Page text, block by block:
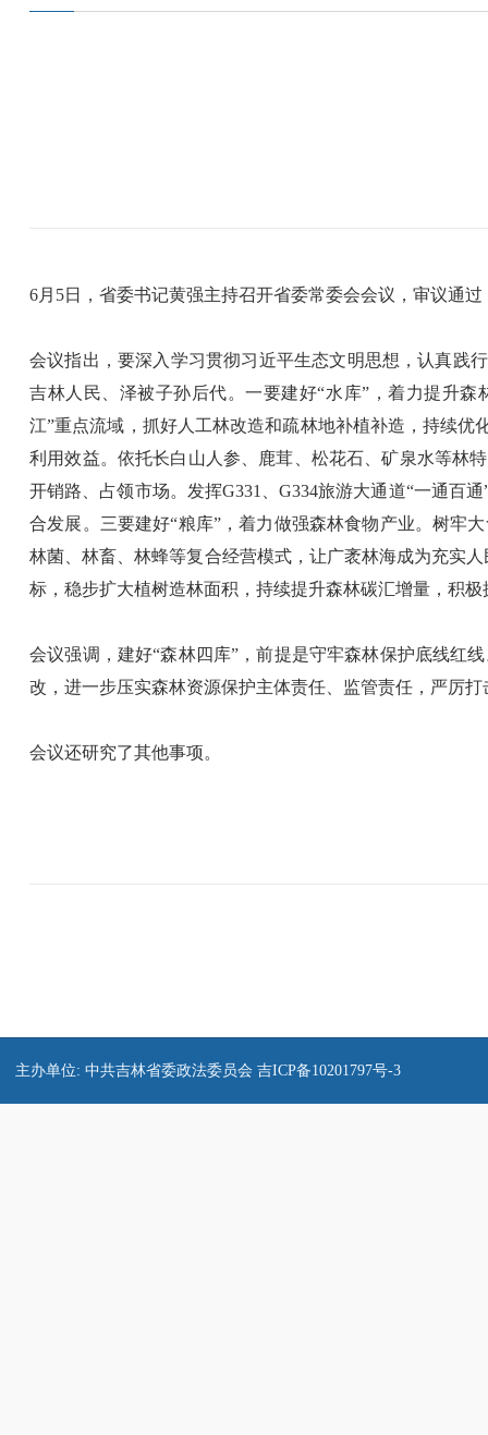
6月5日，省委书记黄强主持召开省委常委会会议，审议通
会议指出，要深入学习贯彻习近平生态文明思想，认真践
吉林人民、泽被子孙后代。一要建好“水库”，着力提升
江”重点流域，抓好人工林改造和疏林地补植补造，持续优
利用效益。依托长白山人参、鹿茸、松花石、矿泉水等林
开销路、占领市场。发挥G331、G334旅游大通道“一通百
合发展。三要建好“粮库”，着力做强森林食物产业。树牢
林菌、林畜、林蜂等复合经营模式，让广袤林海成为充实
标，稳步扩大植树造林面积，持续提升森林碳汇增量，积
会议强调，建好“森林四库”，前提是守牢森林保护底线红
改，进一步压实森林资源保护主体责任、监管责任，严厉
会议还研究了其他事项。
主办单位: 中共吉林省委政法委员会 吉ICP备10201797号-3